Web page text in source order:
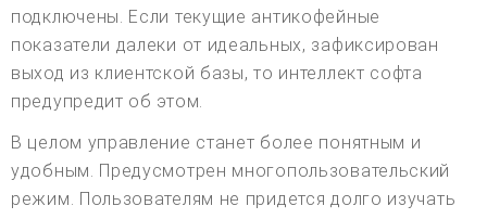
подключены. Если текущие антикофейные
показатели далеки от идеальных, зафиксирован
выход из клиентской базы, то интеллект софта
предупредит об этом.
В целом управление станет более понятным и
удобным. Предусмотрен многопользовательский
режим. Пользователям не придется долго изучать